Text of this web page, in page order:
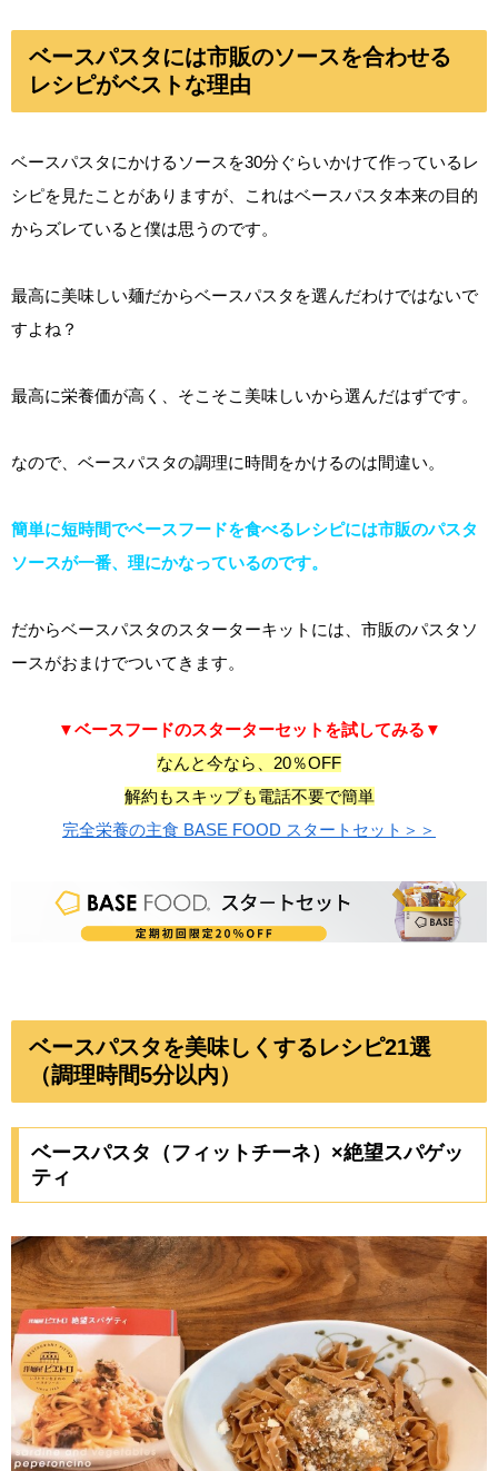
ベースパスタには市販のソースを合わせる
レシピがベストな理由
ベースパスタにかけるソースを30分ぐらいかけて作っているレ
シピを見たことがありますが、これはベースパスタ本来の目的
からズレていると僕は思うのです。
最高に美味しい麺だからベースパスタを選んだわけではないで
すよね？
最高に栄養価が高く、そこそこ美味しいから選んだはずです。
なので、ベースパスタの調理に時間をかけるのは間違い。
簡単に短時間でベースフードを食べるレシピには市販のパスタ
ソースが一番、理にかなっているのです。
だからベースパスタのスターターキットには、市販のパスタソ
ースがおまけでついてきます。
▼ベースフードのスターターセットを試してみる▼
なんと今なら、20％OFF
解約もスキップも電話不要で簡単
完全栄養の主食 BASE FOOD スタートセット＞＞
ベースパスタを美味しくするレシピ21選
（調理時間5分以内）
ベースパスタ（フィットチーネ）×絶望スパゲッ
ティ